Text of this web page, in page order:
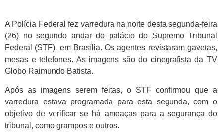
A Polícia Federal fez varredura na noite desta segunda-feira
(26) no segundo andar do palácio do Supremo Tribunal
Federal (STF), em Brasília. Os agentes revistaram gavetas,
mesas e telefones. As imagens são do cinegrafista da TV
Globo Raimundo Batista.
Após as imagens serem feitas, o STF confirmou que a
varredura estava programada para esta segunda, com o
objetivo de verificar se há ameaças para a segurança do
tribunal, como grampos e outros.